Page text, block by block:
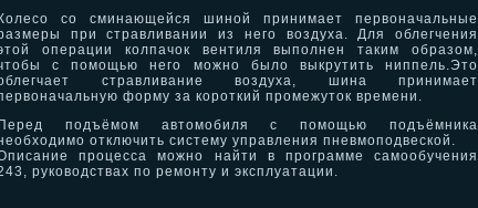
Колесо со сминающейся шиной принимает первоначальные
при стравливании из него воздуха. Для облегчения
операции колпачок вентиля выполнен таким образом,
с помощью него можно было выкрутить ниппель.Это
стравливание воздуха, шина принимает
форму за короткий промежуток времени.
Перед подъёмом автомобиля с помощью подъёмника
отключить систему управления пневмоподвеской.
процесса можно найти в программе самообучения
руководствах по ремонту и эксплуатации.